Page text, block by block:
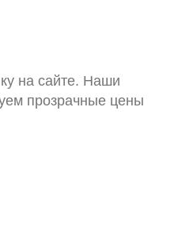
на сайте. Наши
прозрачные цены